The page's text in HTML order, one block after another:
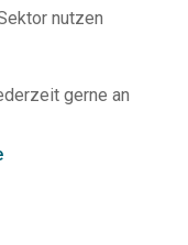
nutzen
gerne an